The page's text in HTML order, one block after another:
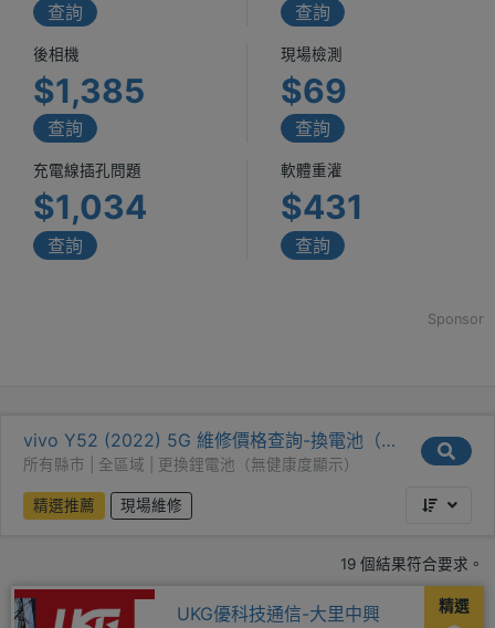
查詢 查詢
後相機
$1,385
查詢
現場檢測
$69
查詢
充電線插孔問題
$1,034
查詢
軟體重灌
$431
查詢
Sponsor
vivo Y52 (2022) 5G 維修價格查詢-換電池（無
健康度）
所有縣市 | 全區域 | 更換鋰電池（無健康度顯示）
精選推薦 現場維修
19 個結果符合要求。
精選
UKG優科技通信-大里中興